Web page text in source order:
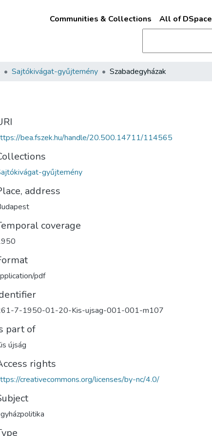
Communities & Collections All of DSpace
Sajtókivágat-gyűjtemény Szabadegyházak
bea.fszek.hu/handle/20.500.14711/114565
gyűjtemény
address
coverage
pdf
7-1950-01-20-Kis-ujsag-001-001-m107
part of
újság
rights
creativecommons.org/licenses/by-nc/4.0/